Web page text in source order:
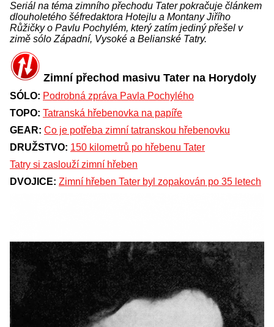
Seriál na téma zimního přechodu Tater pokračuje článkem
dlouholetého šéfredaktora Hotejlu a Montany Jiřího
Růžičky o Pavlu Pochylém, který zatím jediný přešel v
zimě sólo Západní, Vysoké a Belianské Tatry.
Zimní přechod masivu Tater na Horydoly
SÓLO: Podrobná zpráva Pavla Pochylého
TOPO: Tatranská hřebenovka na papíře
GEAR: Co je potřeba zimní tatranskou hřebenovku
DRUŽSTVO: 150 kilometrů po hřebenu Tater
Tatry si zaslouží zimní hřeben
DVOJICE: Zimní hřeben Tater byl zopakován po 35 letech